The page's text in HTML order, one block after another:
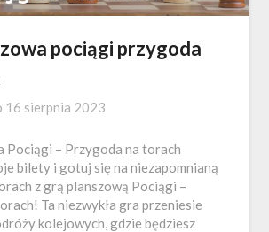
pociągi przygoda
16 sierpnia 2023
Pociągi – Przygoda na torach
bilety i gotuj się na niezapomnianą
z grą planszową Pociągi –
Ta niezwykła gra przeniesie
kolejowych, gdzie będziesz